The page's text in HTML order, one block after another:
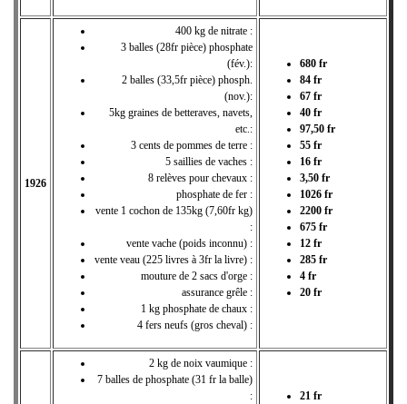
1926
400 kg de nitrate :
3 balles (28fr pièce) phosphate
(fév.):
2 balles (33,5fr pièce) phosph.
(nov.):
5kg graines de betteraves, navets,
etc.:
3 cents de pommes de terre :
5 saillies de vaches :
8 relèves pour chevaux :
phosphate de fer :
vente 1 cochon de 135kg (7,60fr kg)
:
vente vache (poids inconnu) :
vente veau (225 livres à 3fr la livre) :
mouture de 2 sacs d'orge :
assurance grêle :
1 kg phosphate de chaux :
4 fers neufs (gros cheval) :
680 fr
84 fr
67 fr
40 fr
97,50 fr
55 fr
16 fr
3,50 fr
1026 fr
2200 fr
675 fr
12 fr
285 fr
4 fr
20 fr
2 kg de noix vaumique :
7 balles de phosphate (31 fr la balle)
:
21 fr